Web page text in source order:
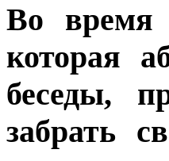
Во время
которая
беседы,
забрать